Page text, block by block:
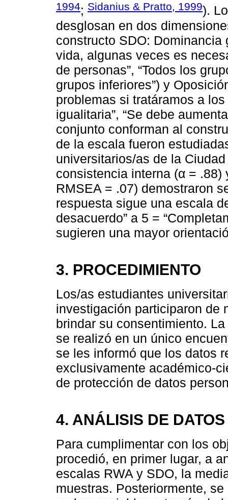
1994; Sidanius & Pratto, 1999).
desglosan en dos
constructo SDO: Dominancia
vida, algunas veces es
de personas”, “Todos los
grupos inferiores”) y
problemas si tratáramos a
igualitaria”, “Se debe
conjunto conforman al
de la escala fueron
universitarios/as de la
consistencia interna (α =
RMSEA = .07) demostraron
respuesta sigue una escala
desacuerdo” a 5 =
sugieren una mayor
3. PROCEDIMIENTO
Los/as estudiantes
investigación participaron de
brindar su consentimiento.
se realizó en un único
se les informó que los datos
exclusivamente académico-
de protección de datos
4. ANÁLISIS DE DATOS
Para cumplimentar con los
procedió, en primer lugar, a
escalas RWA y SDO, la
muestras. Posteriormente,